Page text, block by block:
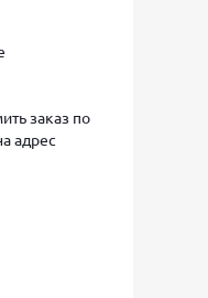
заказ по
адрес